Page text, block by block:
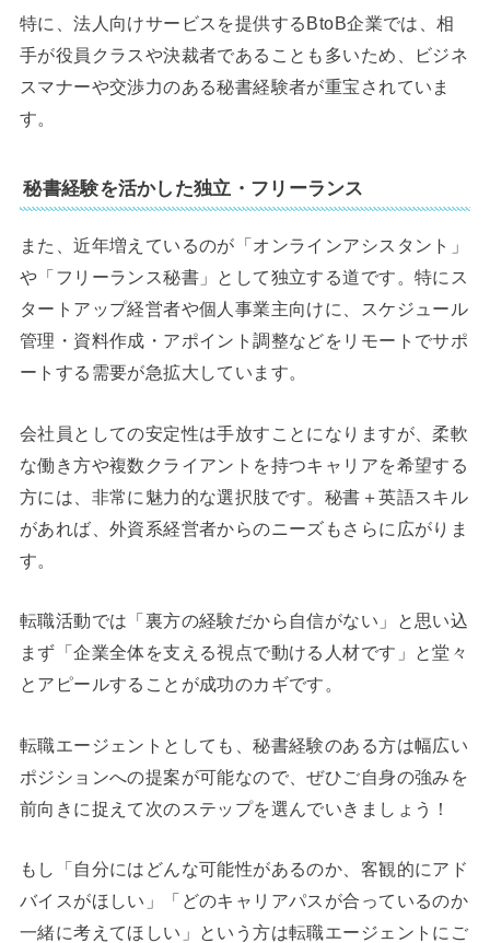
特に、法人向けサービスを提供するBtoB企業では、相
手が役員クラスや決裁者であることも多いため、ビジネ
スマナーや交渉力のある秘書経験者が重宝されていま
す。
秘書経験を活かした独立・フリーランス
また、近年増えているのが「オンラインアシスタント」
や「フリーランス秘書」として独立する道です。特にス
タートアップ経営者や個人事業主向けに、スケジュール
管理・資料作成・アポイント調整などをリモートでサポ
ートする需要が急拡大しています。
会社員としての安定性は手放すことになりますが、柔軟
な働き方や複数クライアントを持つキャリアを希望する
方には、非常に魅力的な選択肢です。秘書＋英語スキル
があれば、外資系経営者からのニーズもさらに広がりま
す。
転職活動では「裏方の経験だから自信がない」と思い込
まず「企業全体を支える視点で動ける人材です」と堂々
とアピールすることが成功のカギです。
転職エージェントとしても、秘書経験のある方は幅広い
ポジションへの提案が可能なので、ぜひご自身の強みを
前向きに捉えて次のステップを選んでいきましょう！
もし「自分にはどんな可能性があるのか、客観的にアド
バイスがほしい」「どのキャリアパスが合っているのか
一緒に考えてほしい」という方は転職エージェントにご